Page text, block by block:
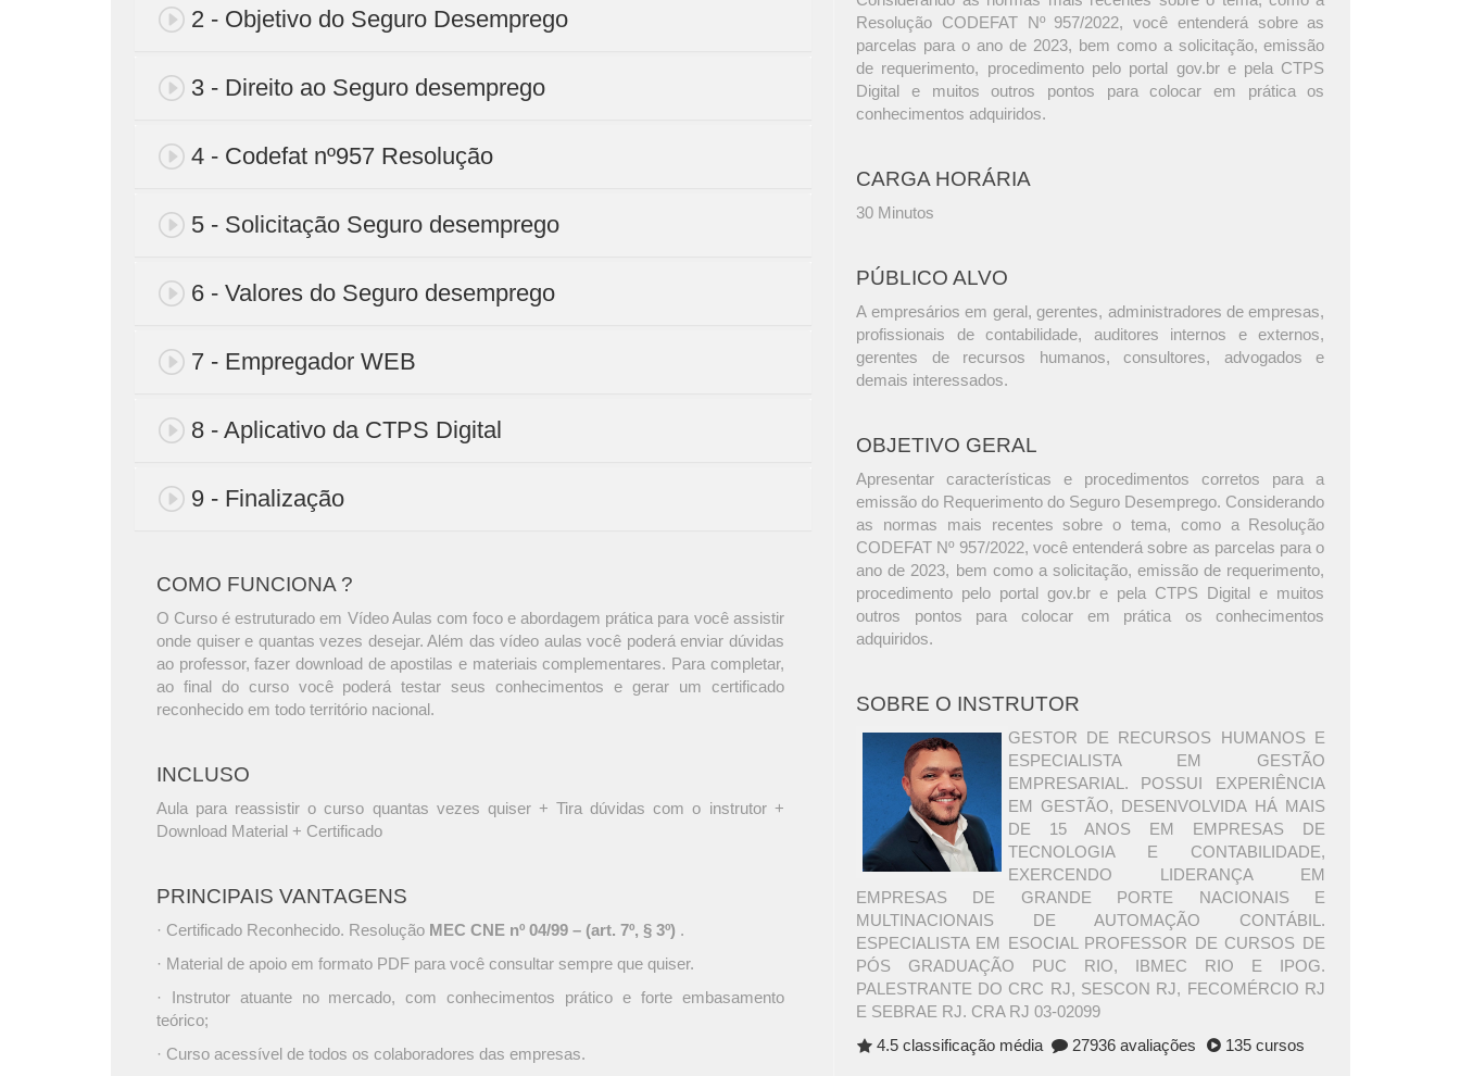
2 - Objetivo do Seguro Desemprego
3 - Direito ao Seguro desemprego
4 - Codefat nº957 Resolução
5 - Solicitação Seguro desemprego
6 - Valores do Seguro desemprego
7 - Empregador WEB
8 - Aplicativo da CTPS Digital
9 - Finalização
COMO FUNCIONA ?
O Curso é estruturado em Vídeo Aulas com foco e abordagem prática para você assistir
onde quiser e quantas vezes desejar. Além das vídeo aulas você poderá enviar dúvidas
ao professor, fazer download de apostilas e materiais complementares. Para completar,
ao final do curso você poderá testar seus conhecimentos e gerar um certificado
reconhecido em todo território nacional.
INCLUSO
Aula para reassistir o curso quantas vezes quiser + Tira dúvidas com o instrutor +
Download Material + Certificado
PRINCIPAIS VANTAGENS
· Certificado Reconhecido. Resolução MEC CNE nº 04/99 – (art. 7º, § 3º) .
· Material de apoio em formato PDF para você consultar sempre que quiser.
· Instrutor atuante no mercado, com conhecimentos prático e forte embasamento
teórico;
· Curso acessível de todos os colaboradores das empresas.
Resolução CODEFAT Nº 957/2022, você entenderá sobre as
parcelas para o ano de 2023, bem como a solicitação, emissão
de requerimento, procedimento pelo portal gov.br e pela CTPS
Digital e muitos outros pontos para colocar em prática os
conhecimentos adquiridos.
CARGA HORÁRIA
30 Minutos
PÚBLICO ALVO
A empresários em geral, gerentes, administradores de empresas,
profissionais de contabilidade, auditores internos e externos,
gerentes de recursos humanos, consultores, advogados e
demais interessados.
OBJETIVO GERAL
Apresentar características e procedimentos corretos para a
emissão do Requerimento do Seguro Desemprego. Considerando
as normas mais recentes sobre o tema, como a Resolução
CODEFAT Nº 957/2022, você entenderá sobre as parcelas para o
ano de 2023, bem como a solicitação, emissão de requerimento,
procedimento pelo portal gov.br e pela CTPS Digital e muitos
outros pontos para colocar em prática os conhecimentos
adquiridos.
SOBRE O INSTRUTOR
GESTOR DE RECURSOS HUMANOS E
ESPECIALISTA EM GESTÃO
EMPRESARIAL. POSSUI EXPERIÊNCIA
EM GESTÃO, DESENVOLVIDA HÁ MAIS
DE 15 ANOS EM EMPRESAS DE
TECNOLOGIA E CONTABILIDADE,
EXERCENDO LIDERANÇA EM
EMPRESAS DE GRANDE PORTE NACIONAIS E
MULTINACIONAIS DE AUTOMAÇÃO CONTÁBIL.
ESPECIALISTA EM ESOCIAL PROFESSOR DE CURSOS DE
PÓS GRADUAÇÃO PUC RIO, IBMEC RIO E IPOG.
PALESTRANTE DO CRC RJ, SESCON RJ, FECOMÉRCIO RJ
E SEBRAE RJ. CRA RJ 03-02099
4.5 classificação média
27936 avaliações 135 cursos